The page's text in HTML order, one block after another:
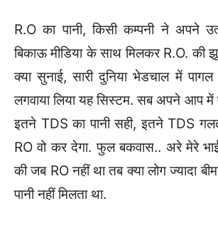
R.O का पानी, किसी कम्पनी ने अपने
बिकाऊ मीडिया के साथ मिलकर R.O. की
क्या सुनाई, सारी दुनिया भेडचाल में
लगवाया लिया यह सिस्टम. सब अपने आप में
इतने TDS का पानी सही, इतने TDS
RO वो कर देगा. फुल बकवास.. अरे मेरे
की जब RO नहीं था तब क्या लोग ज्यादा
पानी नहीं मिलता था.